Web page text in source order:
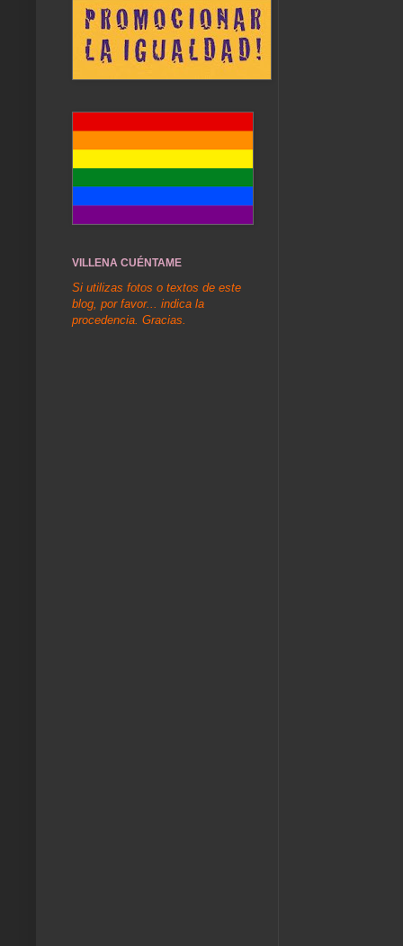
VILLENA CUÉNTAME
Si utilizas fotos o textos de este
blog, por favor... indica la
procedencia. Gracias.